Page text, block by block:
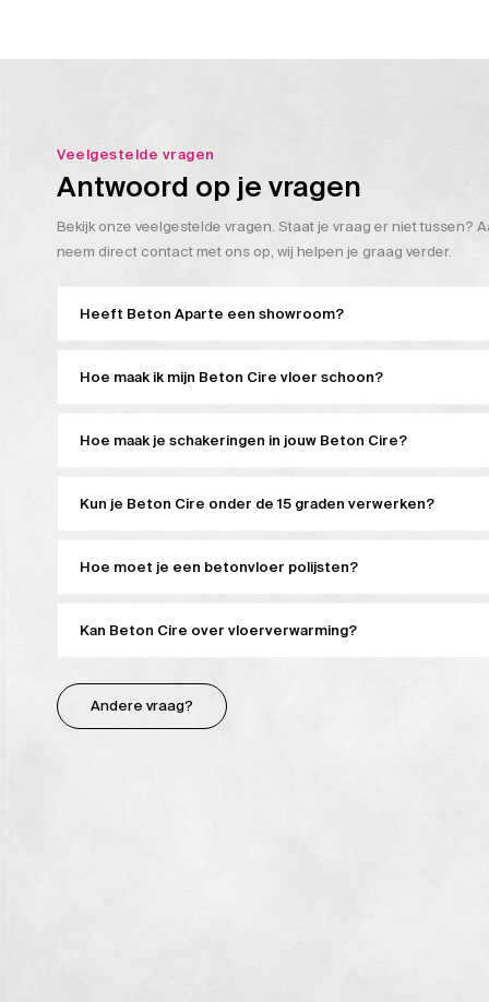
Veelgestelde vragen
Antwoord op je vragen
Bekijk onze veelgestelde vragen. Staat je vraag er niet tussen?
neem direct contact met ons op, wij helpen je graag verder.
Heeft Beton Aparte een showroom?
Hoe maak ik mijn Beton Cire vloer schoon?
Hoe maak je schakeringen in jouw Beton Cire?
Kun je Beton Cire onder de 15 graden verwerken?
Hoe moet je een betonvloer polijsten?
Kan Beton Cire over vloerverwarming?
Andere vraag?